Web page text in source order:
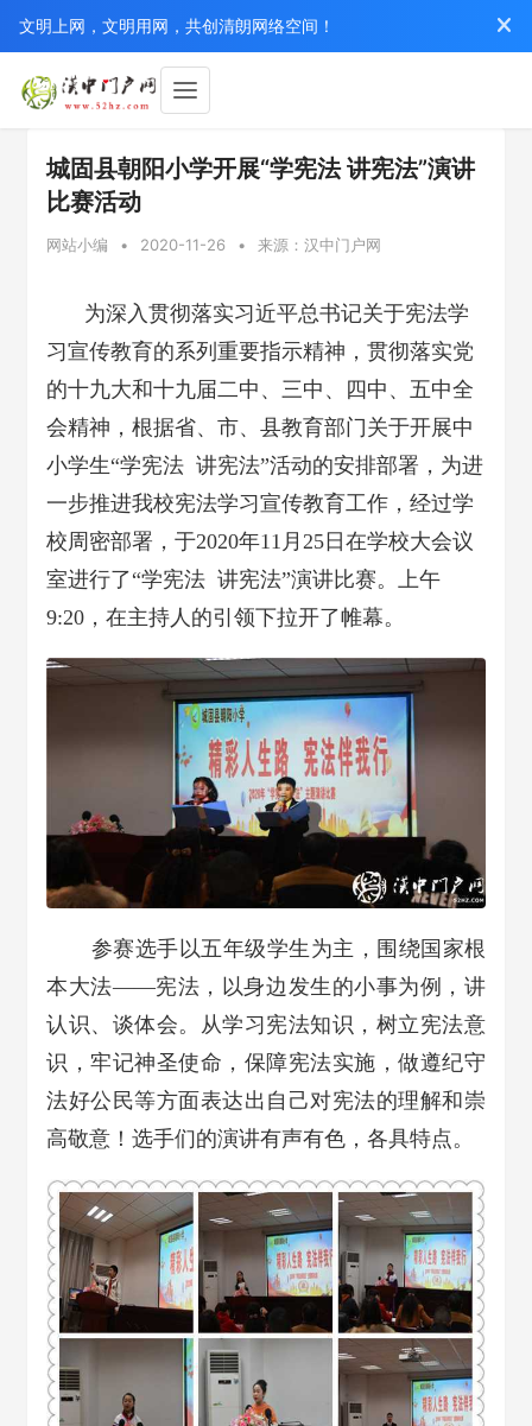
文明上网，文明用网，共创清朗网络空间！
城固县朝阳小学开展“学宪法 讲宪法”演讲
比赛活动
网站小编 • 2020-11-26 • 来源：汉中门户网
为深入贯彻落实习近平总书记关于宪法学
习宣传教育的系列重要指示精神，贯彻落实党
的十九大和十九届二中、三中、四中、五中全
会精神，根据省、市、县教育部门关于开展中
小学生“学宪法 讲宪法”活动的安排部署，为进
一步推进我校宪法学习宣传教育工作，经过学
校周密部署，于2020年11月25日在学校大会议
室进行了“学宪法 讲宪法”演讲比赛。上午
9:20，在主持人的引领下拉开了帷幕。
参赛选手以五年级学生为主，围绕国家根
本大法——宪法，以身边发生的小事为例，讲
认识、谈体会。从学习宪法知识，树立宪法意
识，牢记神圣使命，保障宪法实施，做遵纪守
法好公民等方面表达出自己对宪法的理解和崇
高敬意！选手们的演讲有声有色，各具特点。